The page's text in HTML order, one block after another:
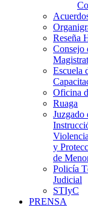
Reseña
Consejo
Escuela
Oficina
Ruaga
Juzgado
y
de
Policía
Judicial
STIyC
PRENSA